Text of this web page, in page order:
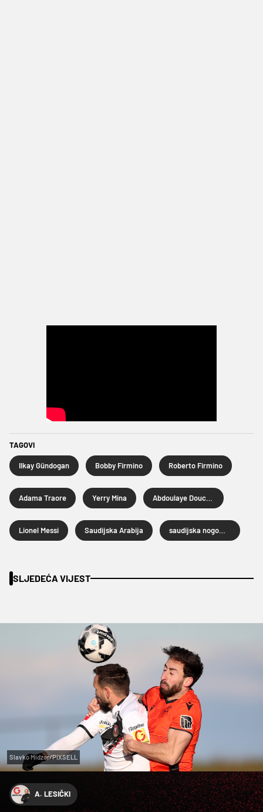
TAGOVI
Ilkay Gündogan Bobby Firmino Roberto Firmino
Adama Traore Yerry Mina
Lionel Messi Saudijska Arabija
SLJEDEĆA VIJEST
Slavko Midzor/PIXSELL
A. LESIČKI